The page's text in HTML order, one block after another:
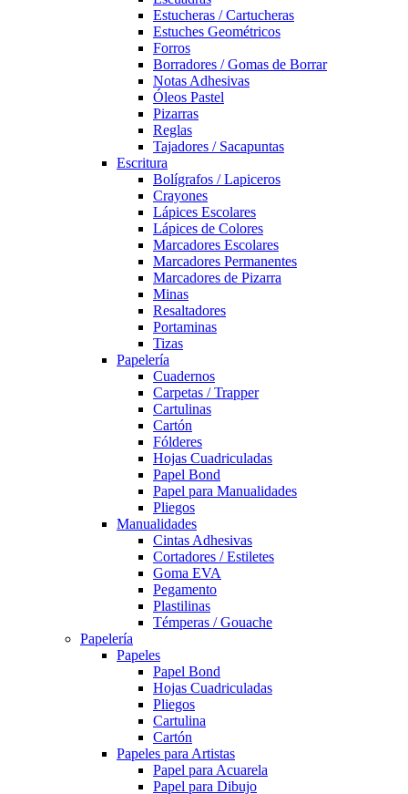
Estucheras / Cartucheras
Estuches Geométricos
Forros
Borradores / Gomas de Borrar
Notas Adhesivas
Óleos Pastel
Pizarras
Reglas
Tajadores / Sacapuntas
Escritura
Bolígrafos / Lapiceros
Crayones
Lápices Escolares
Lápices de Colores
Marcadores Escolares
Marcadores Permanentes
Marcadores de Pizarra
Minas
Resaltadores
Portaminas
Tizas
Papelería
Cuadernos
Carpetas / Trapper
Cartulinas
Cartón
Fólderes
Hojas Cuadriculadas
Papel Bond
Papel para Manualidades
Pliegos
Manualidades
Cintas Adhesivas
Cortadores / Estiletes
Goma EVA
Pegamento
Plastilinas
Témperas / Gouache
Papelería
Papeles
Papel Bond
Hojas Cuadriculadas
Pliegos
Cartulina
Cartón
Papeles para Artistas
Papel para Acuarela
Papel para Dibujo